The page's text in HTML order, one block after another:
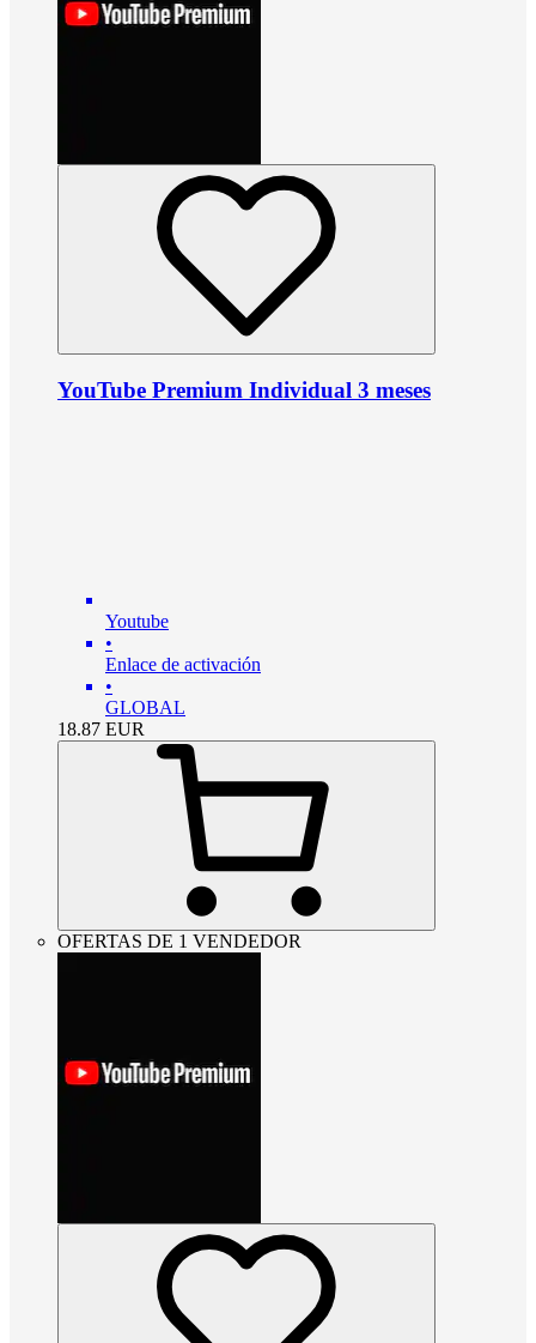
YouTube Premium Individual 3 meses
Youtube
•
Enlace de activación
•
GLOBAL
18.87 EUR
OFERTAS DE 1 VENDEDOR